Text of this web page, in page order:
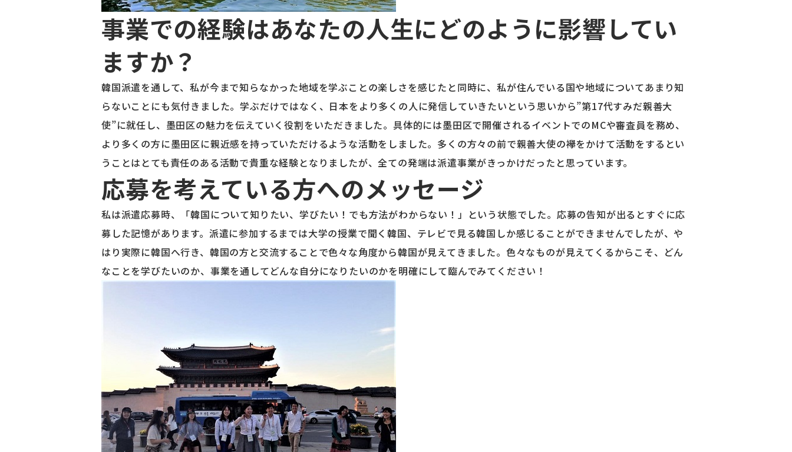
事業での経験はあなたの人生にどのように影響してい
ますか？
韓国派遣を通して、私が今まで知らなかった地域を学ぶことの楽しさを感じたと同時に、私が住んでいる国や地域についてあまり知
らないことにも気付きました。学ぶだけではなく、日本をより多くの人に発信していきたいという思いから”第17代すみだ親善大
使”に就任し、墨田区の魅力を伝えていく役割をいただきました。具体的には墨田区で開催されるイベントでのMCや審査員を務め、
より多くの方に墨田区に親近感を持っていただけるような活動をしました。多くの方々の前で親善大使の襷をかけて活動をするとい
うことはとても責任のある活動で貴重な経験となりましたが、全ての発端は派遣事業がきっかけだったと思っています。
応募を考えている方へのメッセージ
私は派遣応募時、「韓国について知りたい、学びたい！でも方法がわからない！」という状態でした。応募の告知が出るとすぐに応
募した記憶があります。派遣に参加するまでは大学の授業で聞く韓国、テレビで見る韓国しか感じることができませんでしたが、や
はり実際に韓国へ行き、韓国の方と交流することで色々な角度から韓国が見えてきました。色々なものが見えてくるからこそ、どん
なことを学びたいのか、事業を通してどんな自分になりたいのかを明確にして臨んでみてください！